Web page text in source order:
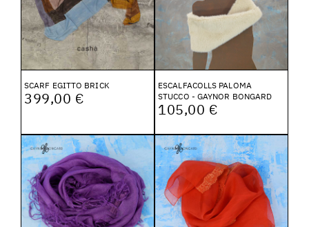
SCARF EGITTO BRICK
399,00 €
ESCALFACOLLS PALOMA
STUCCO - GAYNOR BONGARD
105,00 €